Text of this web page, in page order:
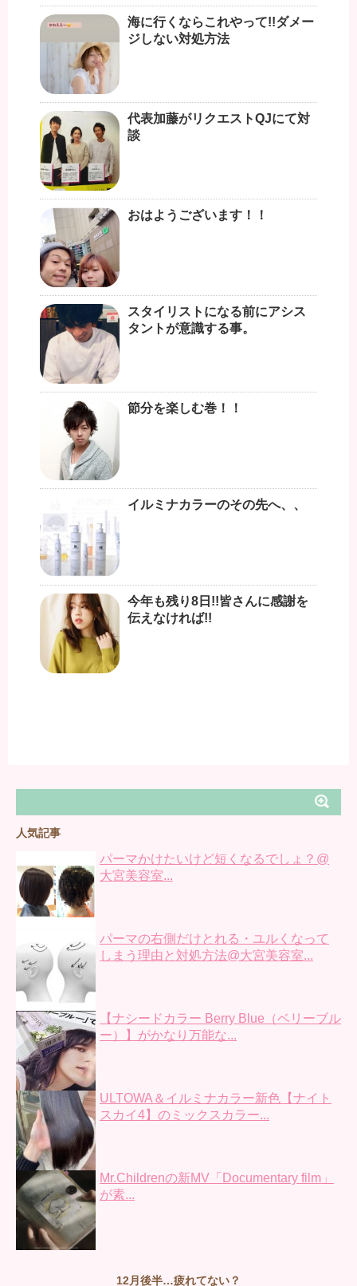
海に行くならこれやって!!ダメー
ジしない対処方法
代表加藤がリクエストQJにて対
談
おはようございます！！
スタイリストになる前にアシス
タントが意識する事。
節分を楽しむ巻！！
イルミナカラーのその先へ、、
今年も残り8日!!皆さんに感謝を
伝えなければ!!
人気記事
パーマかけたいけど短くなるでしょ？@
大宮美容室...
パーマの右側だけとれる・ユルくなって
しまう理由と対処方法@大宮美容室...
【ナシードカラー Berry Blue（ベリーブル
ー）】がかなり万能な...
ULTOWA＆イルミナカラー新色【ナイト
スカイ4】のミックスカラー...
Mr.Childrenの新MV「Documentary film」
が素...
12月後半…疲れてない？